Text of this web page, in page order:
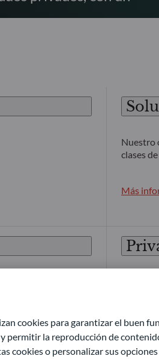
Nuestro
clases
Más
Más
cookies para garantizar el buen
permitir la reproducción de
cookies o personalizar sus